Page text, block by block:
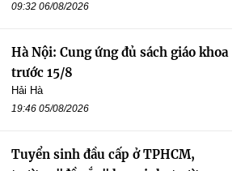
09:32 06/08/2026
Hà Nội: Cung ứng đủ sách giáo khoa
trước 15/8
Hải Hà
19:46 05/08/2026
Tuyển sinh đầu cấp ở TPHCM,